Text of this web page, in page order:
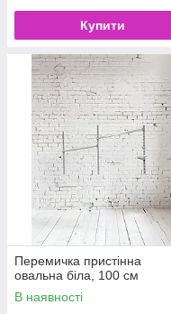
Купити
Перемичка пристінна
овальна біла, 100 см
В наявності